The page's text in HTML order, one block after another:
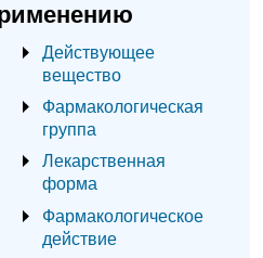
Действующее
вещество
Фармакологическая
группа
Лекарственная
форма
Фармакологическое
действие